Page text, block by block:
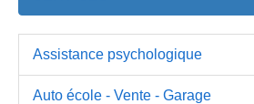
Assistance psychologique
Auto école - Vente - Garage